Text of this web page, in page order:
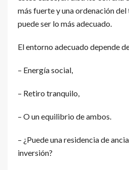
más fuerte y una ordenación
puede ser lo más adecuado.
El entorno adecuado depende
– Energía social,
– Retiro tranquilo,
– O un equilibrio de ambos.
– ¿Puede una residencia de
inversión?